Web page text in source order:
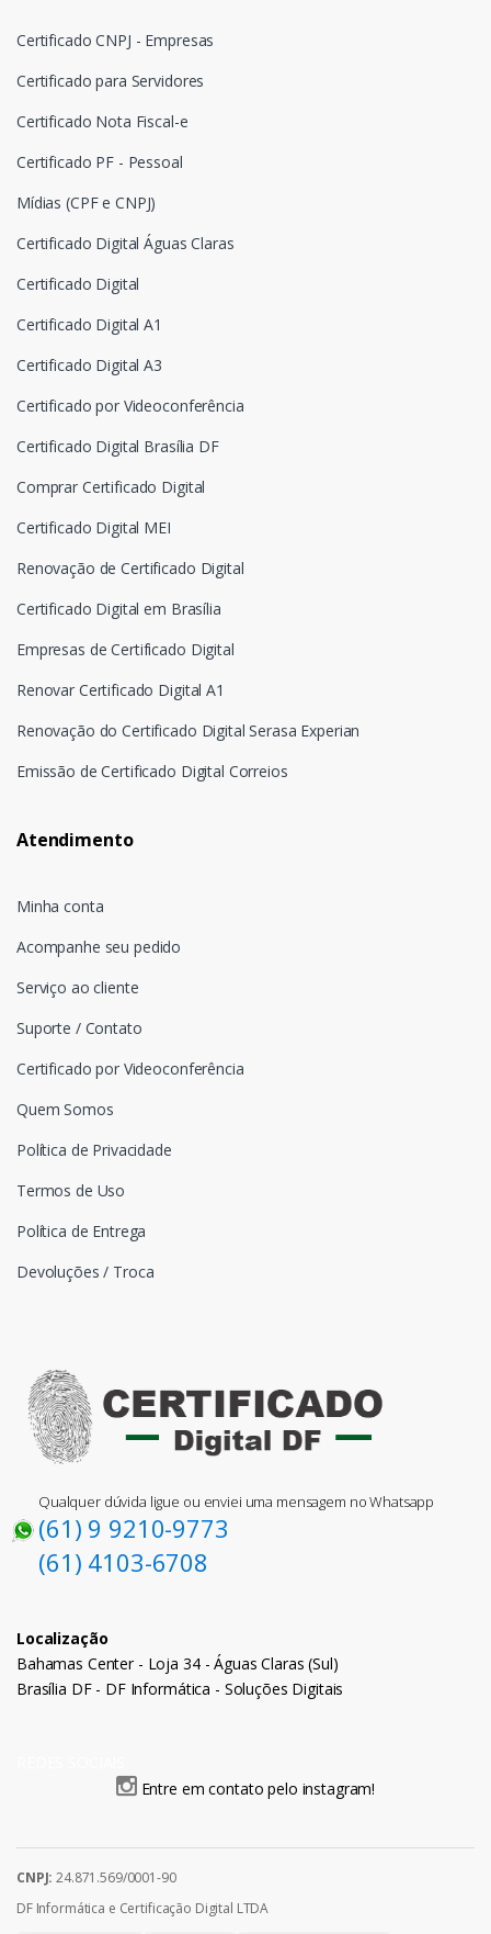
Certificado CNPJ - Empresas
Certificado para Servidores
Certificado Nota Fiscal-e
Certificado PF - Pessoal
Mídias (CPF e CNPJ)
Certificado Digital Águas Claras
Certificado Digital
Certificado Digital A1
Certificado Digital A3
Certificado por Videoconferência
Certificado Digital Brasília DF
Comprar Certificado Digital
Certificado Digital MEI
Renovação de Certificado Digital
Certificado Digital em Brasília
Empresas de Certificado Digital
Renovar Certificado Digital A1
Renovação do Certificado Digital Serasa Experian
Emissão de Certificado Digital Correios
Atendimento
Minha conta
Acompanhe seu pedido
Serviço ao cliente
Suporte / Contato
Certificado por Videoconferência
Quem Somos
Política de Privacidade
Termos de Uso
Política de Entrega
Devoluções / Troca
Qualquer dúvida ligue ou enviei uma mensagem no Whatsapp
(61) 9 9210-9773
(61) 4103-6708
Localização
Bahamas Center - Loja 34 - Águas Claras (Sul)
Brasília DF - DF Informática - Soluções Digitais
Entre em contato pelo instagram!
CNPJ: 24.871.569/0001-90
DF Informática e Certificação Digital LTDA